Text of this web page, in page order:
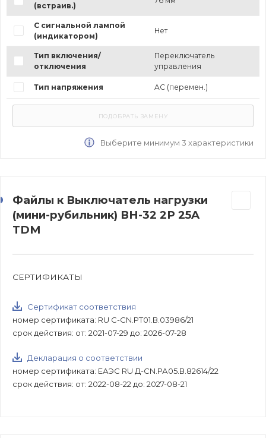
(встраив.)
С сигнальной лампой
(индикатором)
Нет
Тип включения/
отключения
Переключатель
управления
Тип напряжения AC (перемен.)
Выберите минимум 3 характеристики
Файлы к Выключатель нагрузки
(мини-рубильник) ВН-32 2P 25A
TDM
СЕРТИФИКАТЫ
Сертификат соответствия
номер сертификата: RU C-CN.РТ01.В.03986/21
срок действия: от: 2021-07-29 до: 2026-07-28
Декларация о соответствии
номер сертификата: ЕАЭС RU Д-CN.РА05.В.82614/22
срок действия: от: 2022-08-22 до: 2027-08-21